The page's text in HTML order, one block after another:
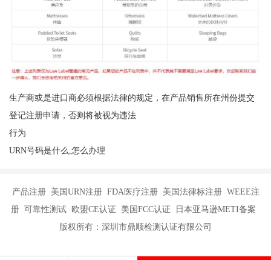
生产商或是进口商必须根据法律的规定，在产品销售所在州份提交
登记注册申请，否则将被视为违法
行为
URN号码是什么,怎么办理
产品注册 美国URN注册 FDA医疗注册 美国法律标注册 WEEE注
册 可靠性测试 欧盟CE认证 美国FCC认证 日本亚马逊METI备案
版权所有：深圳市鼎顺检测认证有限公司